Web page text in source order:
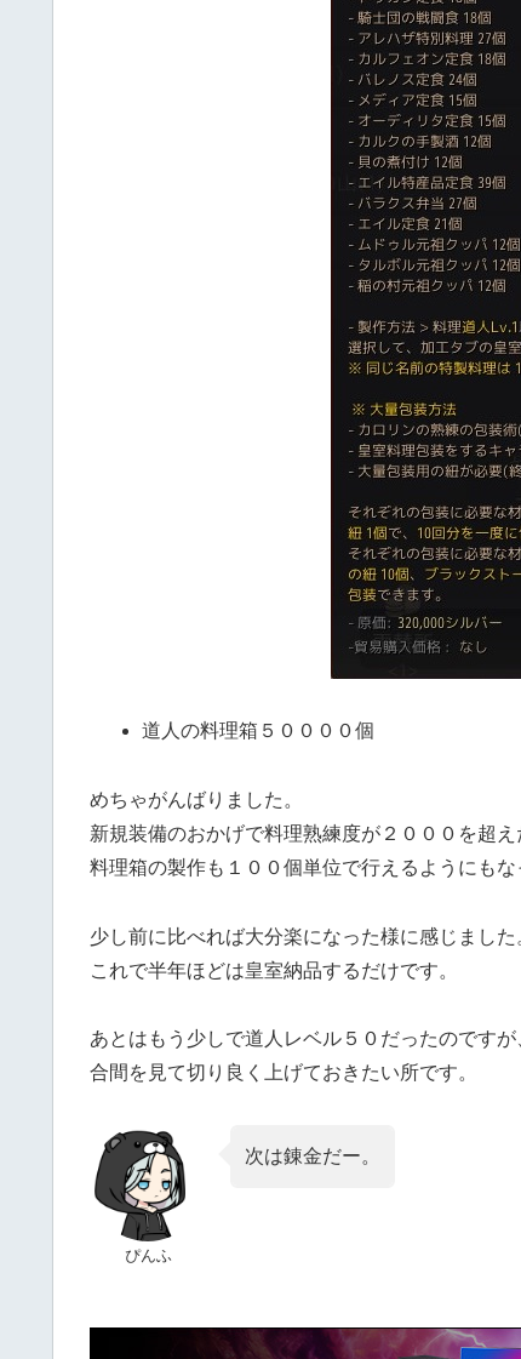
道人の料理箱５００００個
めちゃがんばりました。
新規装備のおかげで料理熟練度が２０００を超え
料理箱の製作も１００個単位で行えるようにもな
少し前に比べれば大分楽になった様に感じました
これで半年ほどは皇室納品するだけです。
あとはもう少しで道人レベル５０だったのです
合間を見て切り良く上げておきたい所です。
ぴんふ
次は錬金だー。